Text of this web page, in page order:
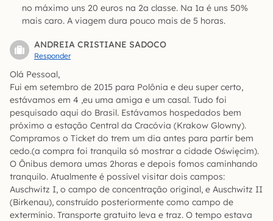
no máximo uns 20 euros na 2a classe. Na 1a é uns 50%
mais caro. A viagem dura pouco mais de 5 horas.
ANDREIA CRISTIANE SADOCO
Responder
Olá Pessoal,
Fui em setembro de 2015 para Polônia e deu super certo,
estávamos em 4 ,eu uma amiga e um casal. Tudo foi
pesquisado aqui do Brasil. Estávamos hospedados bem
próximo a estação Central da Cracóvia (Krakow Glowny).
Compramos o Ticket do trem um dia antes para partir bem
cedo.(a compra foi tranquila só mostrar a cidade Oświęcim).
O Ônibus demora umas 2horas e depois fomos caminhando
tranquilo. Atualmente é possível visitar dois campos:
Auschwitz I, o campo de concentração original, e Auschwitz II
(Birkenau), construído posteriormente como campo de
extermínio. Transporte gratuito leva e traz. O tempo estava